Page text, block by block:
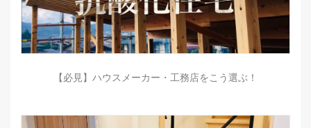
【必見】ハウスメーカー・工務店をこう選ぶ！